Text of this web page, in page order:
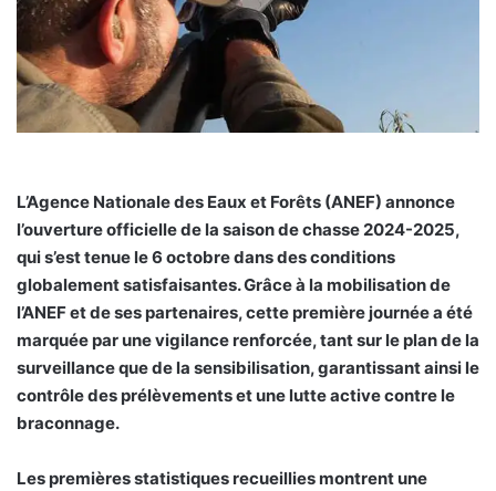
L’Agence Nationale des Eaux et Forêts (ANEF) annonce
l’ouverture officielle de la saison de chasse 2024-2025,
qui s’est tenue le 6 octobre dans des conditions
globalement satisfaisantes. Grâce à la mobilisation de
l’ANEF et de ses partenaires, cette première journée a été
marquée par une vigilance renforcée, tant sur le plan de la
surveillance que de la sensibilisation, garantissant ainsi le
contrôle des prélèvements et une lutte active contre le
braconnage.
Les premières statistiques recueillies montrent une